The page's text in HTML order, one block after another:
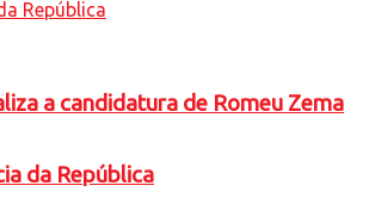
a candidatura de Romeu Zema
da República